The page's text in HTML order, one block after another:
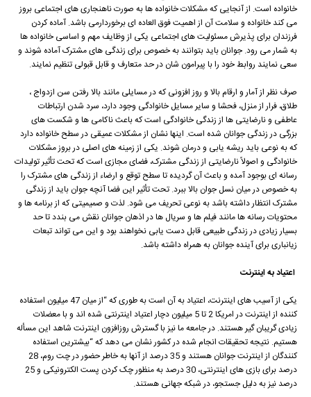
خانواده است. از آنجایی که مشکلات خانواده ها به صورت ناهنجاری های اجتماعی بروز
می کند خانواده و سلامت آن از اهمیت فوق العاده ای برخوردارمی باشد. آماده کردن
فرزندان برای پذیرش مسئولیت های اجتماعی یکی از وظایف مهم و اساسی خانواده ها
به شمار می رود. جوانان باید بتوانند به خصوص برای زندگی های مشترک آماده شوند و
سعی نمایند روابط خود را با پیرامون شان در حد متعارف و قابل قبولی تنظیم نمایند.
صرف نظر از آمار و ارقام بالا و روز افزونی که در مسایلی مانند بالا رفتن سن ازدواج ،
طلاق، فرار از منزل، فحشا و سایر مسایل خانوادگی وجود دارد، سرد شدن ارتباطات
عاطفی و نارضایتی ها از زندگی خانوادگی است که باعث ناکامی ها و شکست های
بزرگی در زندگی جوانان شده است. اینها نشان از مشکلات عمیقی در سطح خانواده دارد
که به نوعی باید ریشه یابی و درمان شوند. یکی از زمینه های اصلی در بروز مشکلات
خانوادگی و اصولاً نارضایتی از زندگی مشترک، فضای مجازی است که تحت تأثیر تولیدات
رسانه ای بوجود آمده و باعث آن گردیده تا سطح توقع و ارضاء از زندگی های مشترک را
به خصوص در میان نسل جوان بالا ببرد. تحت تأثیر این فضا آنچه جوان باید از زندگی
مشترک انتظار داشته باشد به نوعی تحریف می شود. لذت و صمیمیتی که از برنامه ها و
محتویات رسانه ها مانند فیلم ها و سریال ها در اذهان جوانان نقش می بندد تا حد
بسیار زیادی در زندگی طبیعی قابل دست یابی نخواهند بود و این می تواند تبعات
زیانباری برای آینده جوانان به همراه داشته باشد.
اعتیاد به اینترنت
یکی از آسیب های اینترنت، اعتیاد به آن است به طوری که “از میان 47 میلیون استفاده
کننده از اینترنت در امریکا 2 تا 5 میلیون دچار اعتیاد اینترنتی شده اند و با معضلات
زیادی گریبان گیر هستند. در جامعه ما نیز با گسترش روزافزون اینترنت شاهد این مسأله
هستیم. نتیجه تحقیقات انجام شده در کشور نشان می دهد که “بیشترین استفاده
کنندگان از اینترنت جوانان هستند و 35 درصد از آنها به خاطر حضور در چت روم، 28
درصد برای بازی های اینترنتی، 30 درصد به منظور چک کردن پست الکترونیکی و 25
درصد نیز به دلیل جستجو، در شبکه جهانی هستند.